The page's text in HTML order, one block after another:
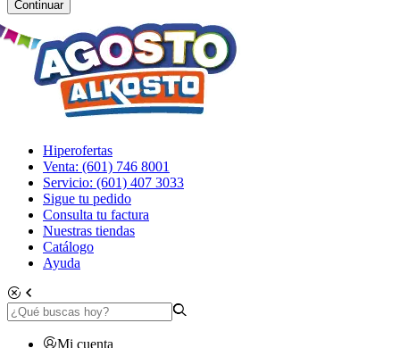
Continuar
Hiperofertas
Venta: (601) 746 8001
Servicio: (601) 407 3033
Sigue tu pedido
Consulta tu factura
Nuestras tiendas
Catálogo
Ayuda
Mi cuenta